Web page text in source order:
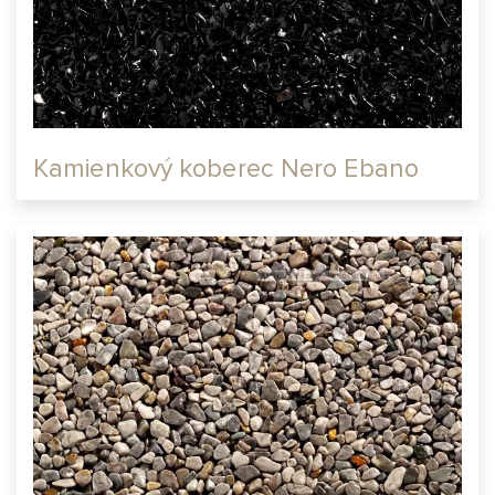
Kamienkový koberec Nero Ebano